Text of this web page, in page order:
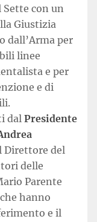
Sette con un
Giustizia
dall’Arma per
linee
e per
e di
dal Presidente
Direttore del
delle
Parente
hanno
e il